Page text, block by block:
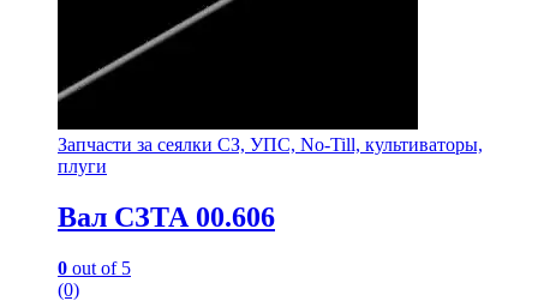
Запчасти за сеялки СЗ, УПС, No-Till, культиваторы,
плуги
Вал СЗТА 00.606
0 out of 5
(0)